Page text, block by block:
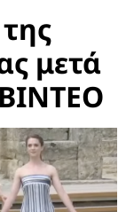
μετά